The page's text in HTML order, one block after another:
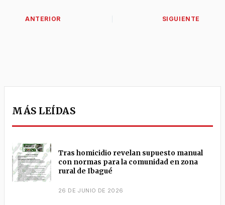
MÁS LEÍDAS
Tras homicidio revelan supuesto manual
con normas para la comunidad en zona
rural de Ibagué
26 DE JUNIO DE 2026